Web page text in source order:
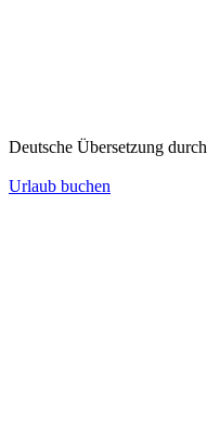
Deutsche Übersetzung durch
Urlaub buchen